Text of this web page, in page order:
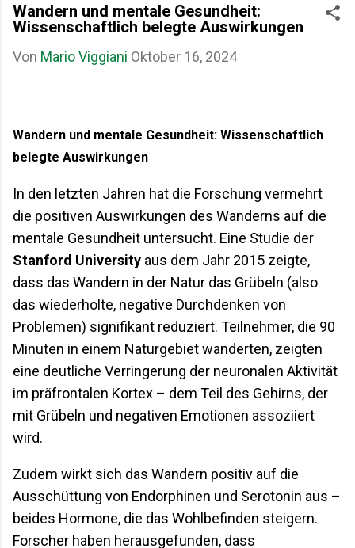
Wandern und mentale Gesundheit:
Wissenschaftlich belegte Auswirkungen
Von Mario Viggiani Oktober 16, 2024
Wandern und mentale Gesundheit: Wissenschaftlich
belegte Auswirkungen
In den letzten Jahren hat die Forschung vermehrt
die positiven Auswirkungen des Wanderns auf die
mentale Gesundheit untersucht. Eine Studie der
Stanford University aus dem Jahr 2015 zeigte,
dass das Wandern in der Natur das Grübeln (also
das wiederholte, negative Durchdenken von
Problemen) signifikant reduziert. Teilnehmer, die 90
Minuten in einem Naturgebiet wanderten, zeigten
eine deutliche Verringerung der neuronalen Aktivität
im präfrontalen Kortex – dem Teil des Gehirns, der
mit Grübeln und negativen Emotionen assoziiert
wird.
Zudem wirkt sich das Wandern positiv auf die
Ausschüttung von Endorphinen und Serotonin aus –
beides Hormone, die das Wohlbefinden steigern.
Forscher haben herausgefunden, dass